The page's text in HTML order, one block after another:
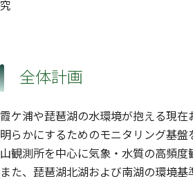
究
全体計画
霞ケ浦や琵琶湖の水環境が抱える現
明らかにするためのモニタリング基
山観測所を中心に気象・水質の高頻度
また、琵琶湖北湖および南湖の環境